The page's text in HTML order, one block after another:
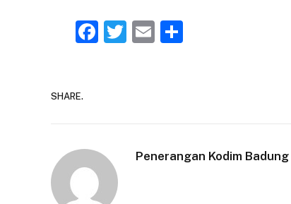
Facebook
Twitter
Email
SHARE.
Penerangan Kodim Badung